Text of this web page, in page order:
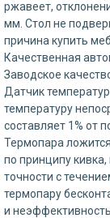
ржавеет,
мм. Стол не
причина купить
Качественная
Заводское
Датчик
температуру
составляет 1% от
Термопара
по принципу
точности с
термопару
и